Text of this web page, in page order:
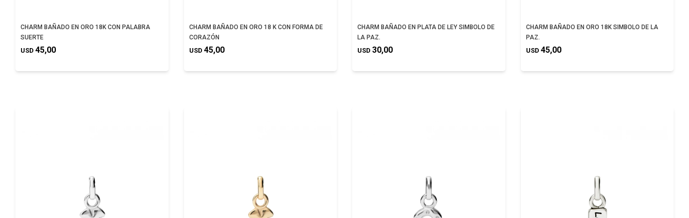
CHARM BAÑADO EN ORO 18K CON PALABRA
SUERTE
USD 45,00
CHARM BAÑADO EN ORO 18 K CON FORMA DE
CORAZÓN
USD 45,00
CHARM BAÑADO EN PLATA DE LEY SIMBOLO DE
LA PAZ.
USD 30,00
CHARM BAÑADO EN ORO 18K SIMBOLO DE LA
PAZ.
USD 45,00